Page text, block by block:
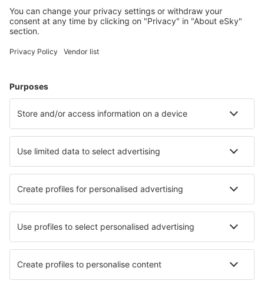
Unterkünfte in Spanien - Beliebte Städte
Unterkunft in Mijas Unterkunft in Cullera
Unterkunft in Cuenca Unterkunft in Frigiliana
Die besten Unterkünfte - Städte
Unterkunft in Kliniska Wielkie Unterkunft Kitros
Unterkunft in Fayetteville Unterkunft Mayac